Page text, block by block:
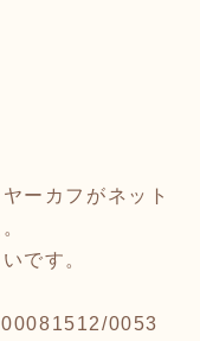
ーカフがネット
です。
0053